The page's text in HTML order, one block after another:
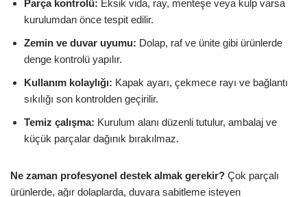
Parça kontrolü: Eksik vida, ray, menteşe veya kulp varsa
kurulumdan önce tespit edilir.
Zemin ve duvar uyumu: Dolap, raf ve ünite gibi ürünlerde
denge kontrolü yapılır.
Kullanım kolaylığı: Kapak ayarı, çekmece rayı ve bağlantı
sıkılığı son kontrolden geçirilir.
Temiz çalışma: Kurulum alanı düzenli tutulur, ambalaj ve
küçük parçalar dağınık bırakılmaz.
Ne zaman profesyonel destek almak gerekir? Çok parçalı
ürünlerde, ağır dolaplarda, duvara sabitleme isteyen